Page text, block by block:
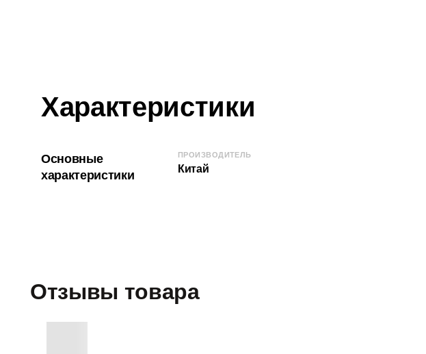
Характеристики
Основные
характеристики
ПРОИЗВОДИТЕЛЬ
Китай
Отзывы товара